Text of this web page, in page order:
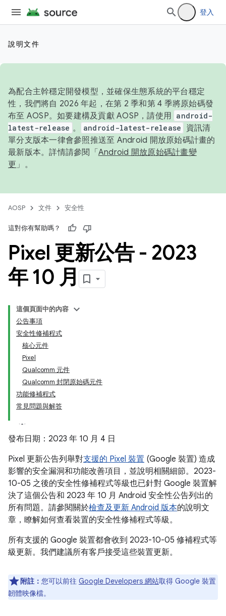
登入
說明文件
為配合主幹穩定開發模型，並確保生態系統的平台穩定
性，我們將自 2026 年起，在第 2 季和第 4 季將原始碼發
布至 AOSP。如要建構及貢獻 AOSP，請使用 android-
latest-release 。 android-latest-release
資訊清
單分支版本一律會參照推送至 Android 開放原始碼計畫的
最新版本。詳情請參閱「 Android 開放原始碼計畫變
更 」。
AOSP 文件 安全性
這對你有幫助嗎？
Pixel 更新公告 - 2023
年 10 月
這個頁面中的內容
公告事項
安全性修補程式
核心元件
Pixel
Qualcomm 元件
Qualcomm 封閉原始碼元件
功能修補程式
常見問題與解答
發布日期：2023 年 10 月 4 日
Pixel 更新公告列舉對支援的 Pixel 裝置 (Google 裝置) 造成
影響的安全漏洞和功能改善項目，並說明相關細節。2023-
10-05 之後的安全性修補程式等級也已針對 Google 裝置解
決了這個公告和 2023 年 10 月 Android 安全性公告列出的
所有問題。請參閱關於檢查及更新 Android 版本的說明文
章，瞭解如何查看裝置的安全性修補程式等級。
所有支援的 Google 裝置都會收到 2023-10-05 修補程式等
級更新。我們建議所有客戶接受這些裝置更新。
附註： 您可以前往 Google Developers 網站取得 Google 裝置
韌體映像檔。